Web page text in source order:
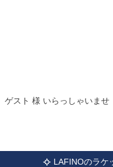
ゲスト 様 いらっしゃいませ
LAFINOのラケ